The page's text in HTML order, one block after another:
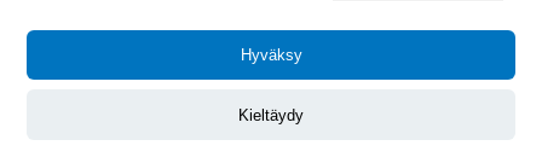
Hyväksy
Kieltäydy